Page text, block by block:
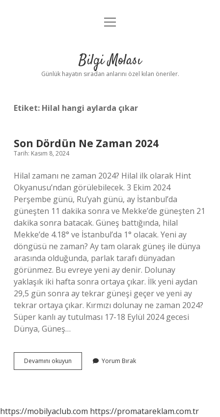
Anasayfa
Yasal Uyarı
menüyü
Bilgi Molası
Günlük hayatın sıradan anlarını özel kılan öneriler.
Etiket: Hilal hangi aylarda çıkar
Son Dördün Ne Zaman 2024
Tarih: Kasım 8, 2024
Hilal zamanı ne zaman 2024? Hilal ilk olarak Hint
Okyanusu’ndan görülebilecek. 3 Ekim 2024
Perşembe günü, Ru’yah günü, ay İstanbul’da
güneşten 11 dakika sonra ve Mekke’de güneşten 21
dakika sonra batacak. Güneş battığında, hilal
Mekke’de 4.18° ve İstanbul’da 1° olacak. Yeni ay
döngüsü ne zaman? Ay tam olarak güneş ile dünya
arasında olduğunda, parlak tarafı dünyadan
görünmez. Bu evreye yeni ay denir. Dolunay
yaklaşık iki hafta sonra ortaya çıkar. İlk yeni aydan
29,5 gün sonra ay tekrar güneşi geçer ve yeni ay
tekrar ortaya çıkar. Kırmızı dolunay ne zaman 2024?
Süper kanlı ay tutulması 17-18 Eylül 2024 gecesi
Dünya, Güneş…
Devamını okuyun
Dördün
Yorum Bırak
https://mobilyaclub.com https://promatareklam.com.tr